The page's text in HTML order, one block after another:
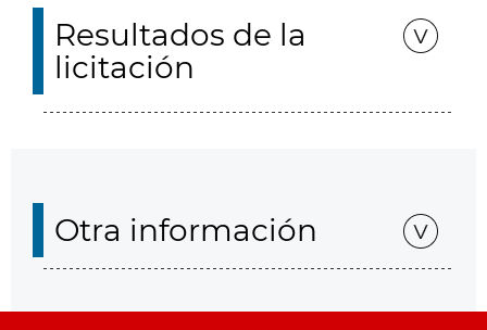
Resultados de la
licitación
Otra información